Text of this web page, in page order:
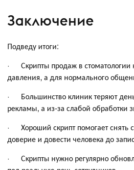
Заключение
Подведу итоги:
· Скрипты продаж в стоматологии
давления, а для нормального
· Большинство клиник теряют
рекламы, а из-за слабой обработки
· Хороший скрипт помогает снять
доверие и довести человека до
· Скрипты нужно регулярно